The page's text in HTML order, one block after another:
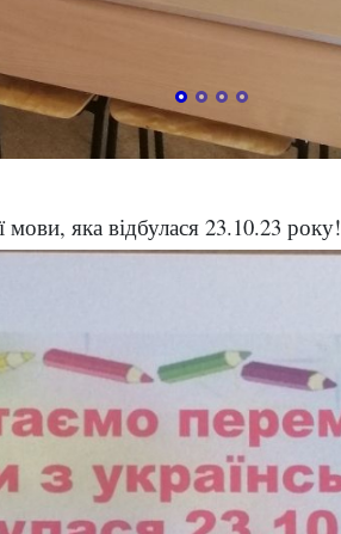
мови, яка відбулася 23.10.23 року!